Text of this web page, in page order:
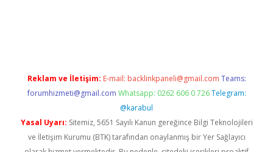
Reklam ve İletişim: E-mail: backlinkpaneli@gmail.com Teams:
forumhizmeti@gmail.com Whatsapp: 0262 606 0 726 Telegram:
@karabul
Yasal Uyarı: Sitemiz, 5651 Sayılı Kanun gereğince Bilgi Teknolojileri
ve İletişim Kurumu (BTK) tarafından onaylanmış bir Yer Sağlayıcı